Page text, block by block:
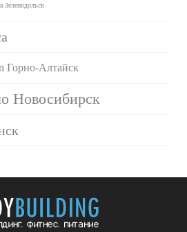
Зеленодольск
Горно-Алтайск
Новосибирск